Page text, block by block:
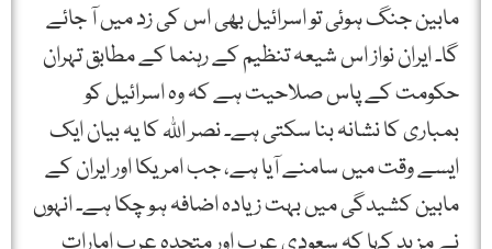
مابین جنگ ہوئی تو اسرائیل بھی اس کی زد میں آ جائے
گا۔ ایران نواز اس شیعہ تنظیم کے رہنما کے مطابق تہران
حکومت کے پاس صلاحیت ہے کہ وہ اسرائیل کو
بمباری کا نشانہ بنا سکتی ہے۔ نصر اللہ کا یہ بیان ایک
ایسے وقت میں سامنے آیا ہے، جب امریکا اور ایران کے
مابین کشیدگی میں بہت زیادہ اضافہ ہو چکا ہے۔ انہوں